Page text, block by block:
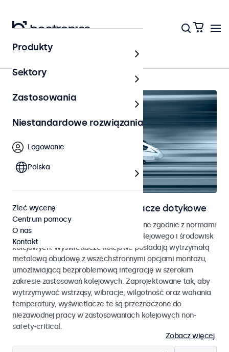
Strona główna
Monitory kolejowe i wyświetlacze dotykowe
Monitory i ekrany dotykowe opracowane zgodnie z normami
EN 50155 oraz EN 45545-2 dla taboru kolejowego i środowisk
kolejowych. Wyświetlacze kolejowe posiadają wytrzymałą
metalową obudowę z wszechstronnymi opcjami montażu,
umożliwiającą bezproblemową integrację w szerokim
zakresie zastosowań kolejowych. Zaprojektowane tak, aby
wytrzymywać wstrząsy, wibracje, wilgotność oraz wahania
temperatury, wyświetlacze te są przeznaczone do
niezawodnej pracy w zastosowaniach kolejowych non-
safety-critical.
Zobacz więcej
Produkty
Sektory
Zastosowania
Niestandardowe rozwiązania
Logowanie
Polska
Zleć wycenę
Centrum pomocy
O nas
Kontakt